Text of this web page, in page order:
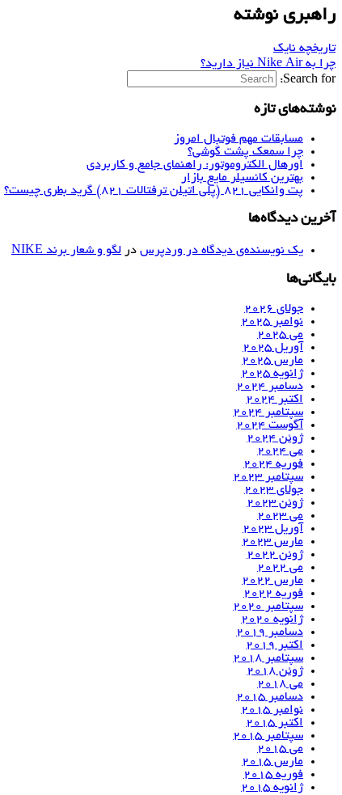
راهبری نوشته
تاریخچه نایک
چرا به Nike Air نیاز دارید؟
Search for:
نوشته‌های تازه
مسابقات مهم فوتبال امروز
چرا سمعک پشت گوشی؟
اورهال الکتروموتور: راهنمای جامع و کاربردی
بهترین کانسیلر مایع بازار
پت وانکایی ۸۲۱ (پلی اتیلن ترفتالات ۸۲۱) گرید بطری چیست؟
آخرین دیدگاه‌ها
یک نویسنده‌ی دیدگاه در وردپرس در لگو و شعار برند NIKE
بایگانی‌ها
جولای 2026
نوامبر 2025
می 2025
آوریل 2025
مارس 2025
ژانویه 2025
دسامبر 2024
اکتبر 2024
سپتامبر 2024
آگوست 2024
ژوئن 2024
می 2024
فوریه 2024
سپتامبر 2023
جولای 2023
ژوئن 2023
می 2023
آوریل 2023
مارس 2023
ژوئن 2022
می 2022
مارس 2022
فوریه 2022
سپتامبر 2020
ژانویه 2020
دسامبر 2019
اکتبر 2019
سپتامبر 2018
ژوئن 2018
می 2018
دسامبر 2015
نوامبر 2015
اکتبر 2015
سپتامبر 2015
می 2015
مارس 2015
فوریه 2015
ژانویه 2015